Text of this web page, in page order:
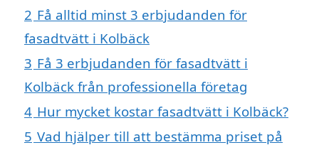
2 Få alltid minst 3 erbjudanden för
fasadtvätt i Kolbäck
3 Få 3 erbjudanden för fasadtvätt i
Kolbäck från professionella företag
4 Hur mycket kostar fasadtvätt i Kolbäck?
5 Vad hjälper till att bestämma priset på